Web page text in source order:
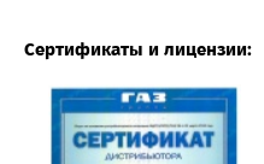
Сертификаты и лицензии: